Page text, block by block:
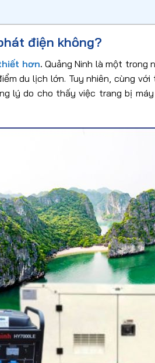
điện không?
hơn. Quảng Ninh là một trong
du lịch lớn. Tuy nhiên, cùng
lý do cho thấy việc trang bị